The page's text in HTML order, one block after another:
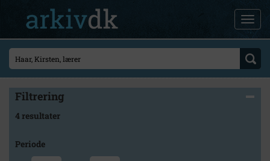
Filtrering
4 resultater
Periode